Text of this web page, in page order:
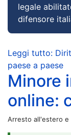
legale
difensore
Leggi tutto:
paese a paese
Minore
online:
Arresto all'estero e